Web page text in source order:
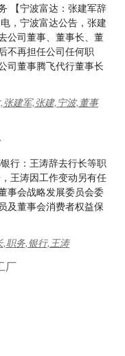
【宁波富达：张建军辞
，宁波富达公告，张建
公司董事、董事长、董
不再担任公司任何职
司董事腾飞代行董事长
张建军,张建,宁波,董事
行：王涛辞去行长等职
王涛因工作变动另有任
事会战略发展委员会委
及董事会消费者权益保
,职务,银行,王涛